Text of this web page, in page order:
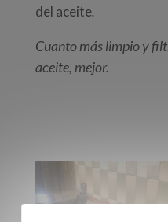
del aceite.
Cuanto más limpio y
aceite, mejor.